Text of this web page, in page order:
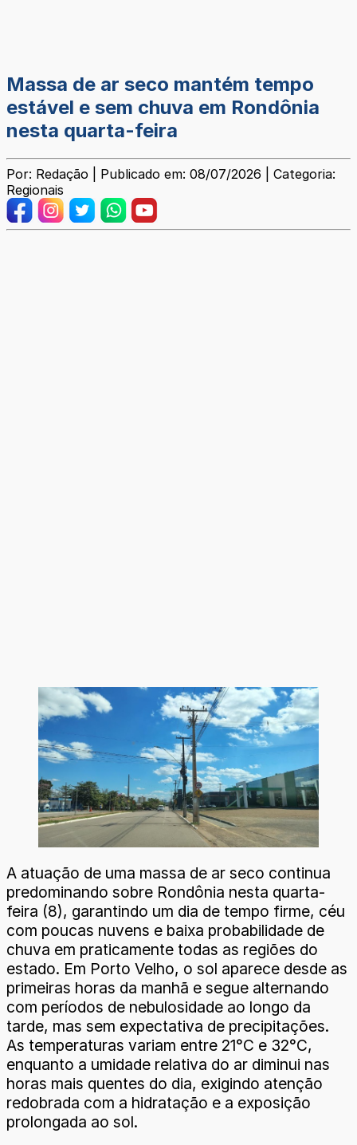
Massa de ar seco mantém tempo
estável e sem chuva em Rondônia
nesta quarta-feira
Por: Redação | Publicado em: 08/07/2026 | Categoria:
Regionais
A atuação de uma massa de ar seco continua
predominando sobre Rondônia nesta quarta-
feira (8), garantindo um dia de tempo firme, céu
com poucas nuvens e baixa probabilidade de
chuva em praticamente todas as regiões do
estado. Em Porto Velho, o sol aparece desde as
primeiras horas da manhã e segue alternando
com períodos de nebulosidade ao longo da
tarde, mas sem expectativa de precipitações.
As temperaturas variam entre 21°C e 32°C,
enquanto a umidade relativa do ar diminui nas
horas mais quentes do dia, exigindo atenção
redobrada com a hidratação e a exposição
prolongada ao sol.